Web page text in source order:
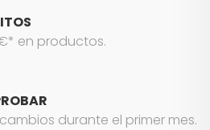
en productos.
durante el primer mes.